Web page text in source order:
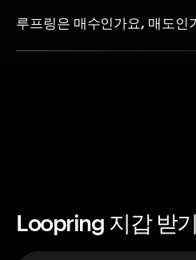
루프링은 매수인가요, 매도인
Loopring 지갑 받기